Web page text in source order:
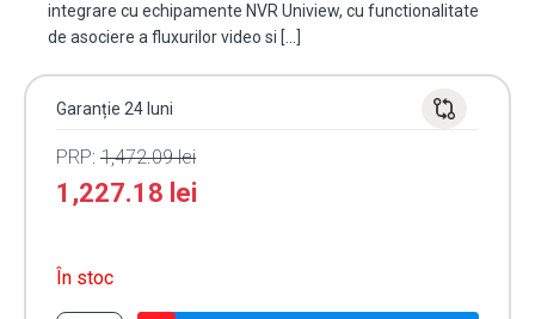
integrare cu echipamente NVR Uniview, cu functionalitate
de asociere a fluxurilor video si […]
Garanție 24 luni
PRP: 1,472.09lei
1,227.18 lei
În stoc